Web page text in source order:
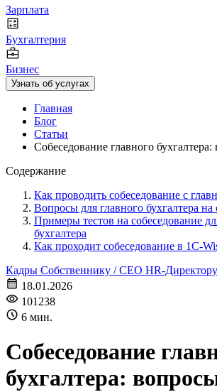
Зарплата
Бухгалтерия
Бизнес
Узнать об услугах
Главная
Блог
Статьи
Собеседование главного
Содержание
Как проводить собеседование с
Вопросы для главного бухгалтера на
Примеры тестов на собеседование
бухгалтера
Как проходит собеседование в 1С-
Кадры Собственнику / CEO HR-Директору
18.01.2026
101238
6 мин.
Собеседование
бухгалтера: